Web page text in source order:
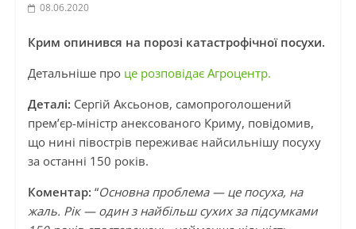
08.06.2020
Крим опинився на порозі катастрофічної посухи.
Детальніше про це розповідає Агроцентр.
Деталі: Сергій Аксьонов, самопроголошений
прем’єр-міністр анексованого Криму, повідомив,
що нині півострів переживає найсильнішу посуху
за останні 150 років.
Коментар: “Основна проблема — це посуха, на
жаль. Рік — один з найбільш сухих за підсумками